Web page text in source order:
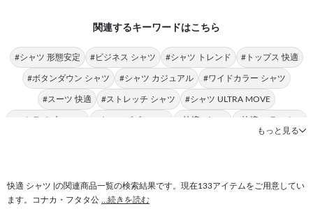
関連するキーワードはこちら
#シャツ 形態安定 #ビジネス シャツ #シャツ トレンド #トップス 快適
#ボタンダウン シャツ #シャツ カジュアル #ワイドカラー シャツ
#スーツ 快適 #ストレッチ シャツ #シャツ ULTRA MOVE
#ストライプ シャツ #クールビズ シャツ #快適 パンツ #快適 スラックス
もっと見る
快適 シャツ |の関連商品一覧の検索結果です。現在133アイテムをご用意してい
ます。コナカ・フタタ公
...続きを読む